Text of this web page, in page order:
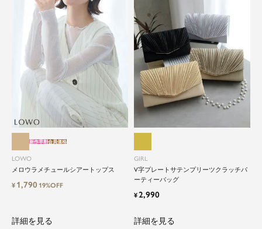
LOWO
メロウラメチュールシアートップス
新作早割会員価格
¥ 1,790 19%OFF
GIRL
V字プレートサテンプリーツクラッチパ
ーティーバッグ
¥2,990
詳細を見る
詳細を見る